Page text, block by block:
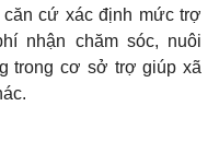
cứ xác định mức trợ
nhận chăm sóc, nuôi
trong cơ sở trợ giúp xã